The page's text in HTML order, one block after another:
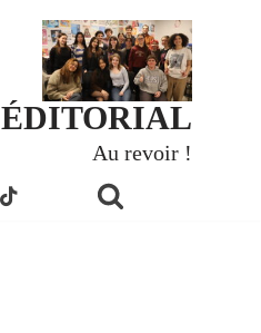
ÉDITORIAL
Au revoir !